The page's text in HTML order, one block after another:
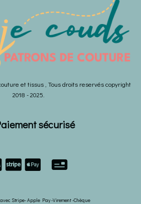
et tissus , Tous droits reservés copyright
2018 - 2025.
sécurisé
 
Stripe- Apple Pay -Virement -Chèque